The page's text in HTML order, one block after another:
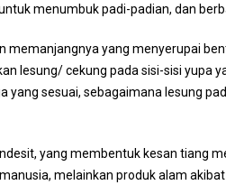
menumbuk padi-padian, dan
memanjangnya yang menyerupai
lesung/ cekung pada sisi-sisi yupa
yang sesuai, sebagaimana lesung
yang membentuk kesan tiang
melainkan produk alam